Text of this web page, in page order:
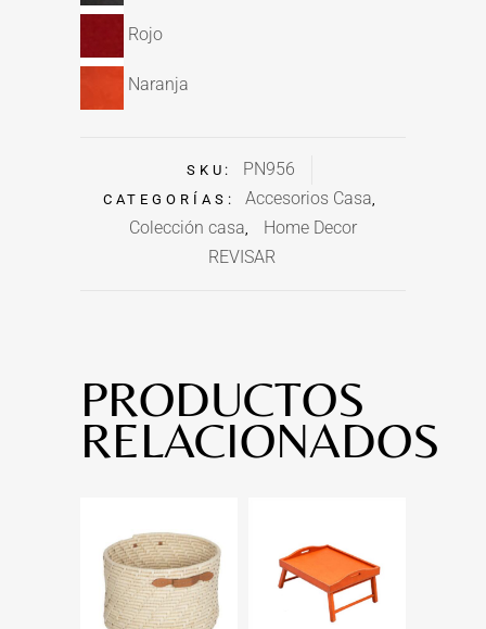
Rojo
Naranja
SKU: PN956
CATEGORÍAS: Accesorios Casa,
Colección casa,
Home Decor
REVISAR
PRODUCTOS
RELACIONADOS